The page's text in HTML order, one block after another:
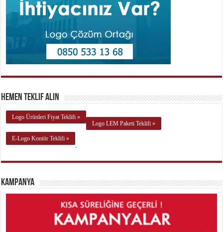
Hemen Teklif Alın
Logo Ürünleri Fiyat Teklifi »
Logo LEM Paketi Teklifi »
E-Logo Kontör Teklifi »
.
Kampanya